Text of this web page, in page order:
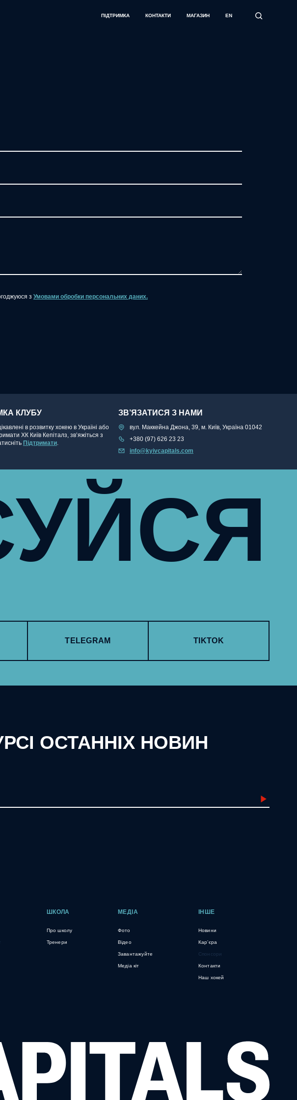
ПІДТРИМКА КОНТАКТИ МАГАЗИН EN
з Умовами обробки персональних даних.
КЛУБУ
в розвитку хокею в Україні або
ХК Київ Кепіталз, зв’яжіться з
Підтримати.
ЗВ’ЯЗАТИСЯ З НАМИ
вул. Маккейна Джона, 39, м. Київ, Україна 01042
+380 (97) 626 23 23
info@kyivcapitals.com
TELEGRAM TIKTOK
ОСТАННІХ НОВИН
ШКОЛА
Про школу
Тренери
МЕДІА
Фото
Відео
Завантажуйте
Медіа кіт
ІНШЕ
Новини
Кар’єра
Спонсори
Контакти
Наш хокей